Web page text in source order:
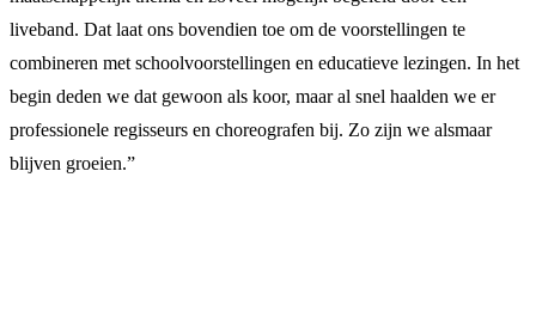
liveband. Dat laat ons bovendien toe om de voorstellingen te
combineren met schoolvoorstellingen en educatieve lezingen. In het
begin deden we dat gewoon als koor, maar al snel haalden we er
professionele regisseurs en choreografen bij. Zo zijn we alsmaar
blijven groeien.”